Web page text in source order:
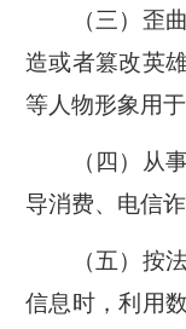
（三）歪
造或者篡改英
等人物形象用
（四）从
导消费、电信
（五）按
信息时，利用